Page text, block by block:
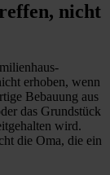
nicht
erhoben, wenn
Bebauung aus
das Grundstück
wird.
die Oma, die ein